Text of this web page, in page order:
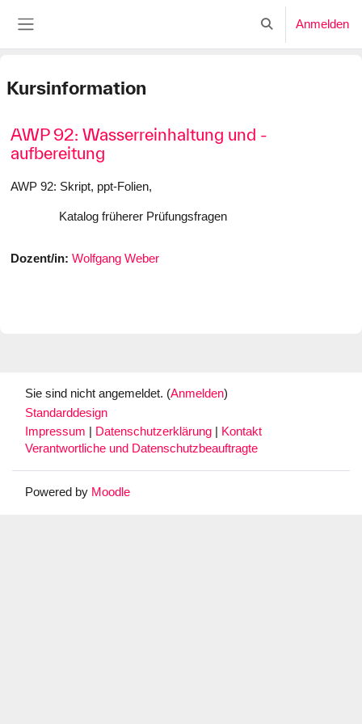
Sucheingabe
Anmelden
Kursinformation
AWP 92: Wasserreinhaltung und -
aufbereitung
AWP 92: Skript, ppt-Folien,
Katalog früherer Prüfungsfragen
Dozent/in: Wolfgang Weber
Sie sind nicht angemeldet. (Anmelden)
Standarddesign
Impressum
Datenschutzerklärung
Kontakt
Verantwortliche und Datenschutzbeauftragte
Powered by Moodle